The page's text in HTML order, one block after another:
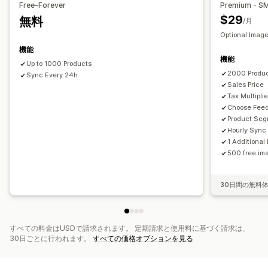
フィード管理
商品の同期
スケジュールによる同期
GTIN管理 フィードの最適化
Free-Forever
無料
機能
Up to 1000 Products
Sync Every 24h
Premium -
$29/月
Optional
機能
2000
Sales Price
Tax
Choose
Product
Hourly
1 Additional
500 free
30日間の無料
すべての料金はUSDで請求されます。 定期請求と使用料に基づく請求は、
30日ごとに行われます。 すべての価格オプションを見る